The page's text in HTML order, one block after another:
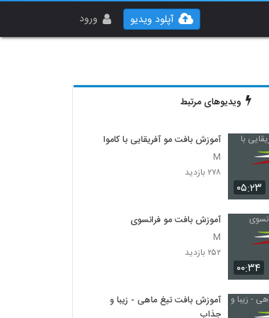
ورود آپلود ویدیو
ویدیوهای مرتبط
۰۵:۲۳
آموزش بافت مو آفریقایی با کاموا
M
۲۷۸ بازدید
۰۰:۳۴
آموزش بافت مو فرانسوی
M
۲۵۲ بازدید
آموزش بافت تیغ ماهی - زیبا و
جذاب